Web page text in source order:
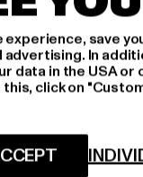
save
In
data in the USA
click on